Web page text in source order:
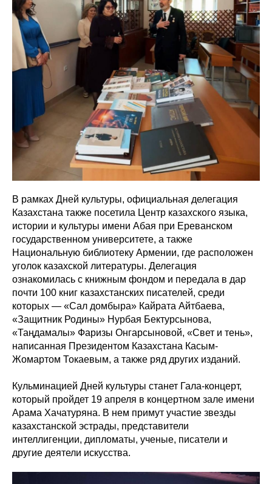
В рамках Дней культуры, официальная делегация
Казахстана также посетила Центр казахского языка,
истории и культуры имени Абая при Ереванском
государственном университете, а также
Национальную библиотеку Армении, где расположен
уголок казахской литературы. Делегация
ознакомилась с книжным фондом и передала в дар
почти 100 книг казахстанских писателей, среди
которых — «Сал домбыра» Кайрата Айтбаева,
«Защитник Родины» Нурбая Бектурсынова,
«Таңдамалы» Фаризы Онгарсыновой, «Свет и тень»,
написанная Президентом Казахстана Касым-
Жомартом Токаевым, а также ряд других изданий.
Кульминацией Дней культуры станет Гала-концерт,
который пройдет 19 апреля в концертном зале имени
Арама Хачатуряна. В нем примут участие звезды
казахстанской эстрады, представители
интеллигенции, дипломаты, ученые, писатели и
другие деятели искусства.